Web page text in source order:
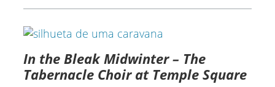
In the Bleak Midwinter – The
Tabernacle Choir at Temple Square